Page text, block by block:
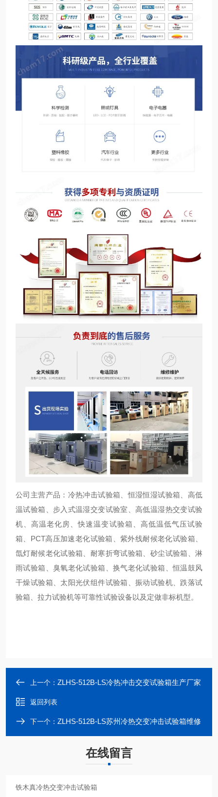
公司主营产品：冷热冲击试验箱、恒湿恒湿试验箱、高低
温试验箱、步入式温湿交变试验室、高低温湿热交变试验
机、高温老化房、快速温变试验箱、高低温低气压试验
箱、PCT高压加速老化试验箱、紫外线耐候老化试验箱、
氙灯耐候老化试验箱、耐寒折弯试验箱、砂尘试验箱、淋
雨试验箱、臭氧老化试验箱、换气老化试验箱、恒温鼓风
干燥试验箱、太阳光伏组件试验箱、振动试验机、跌落试
验箱、拉力试验机等可靠性试验设备以及定做非标机型。
上一个： ZLHS-512B-LS冷热冲击交变试验箱生产厂家
返回列表
下一个： ZLHS-512B-LS苏州冷热交变冲击试验箱维修
在线留言